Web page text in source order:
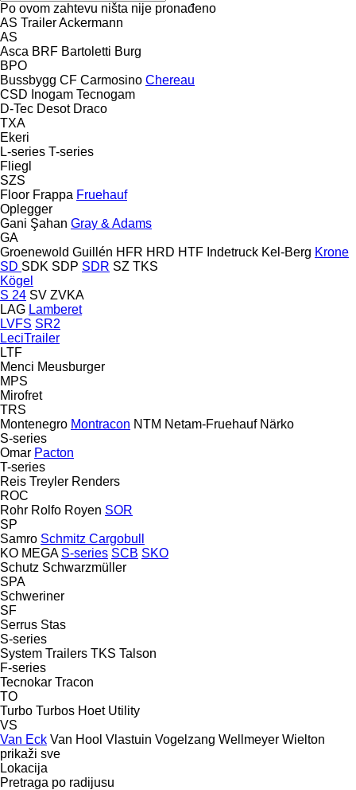
Po ovom zahtevu ništa nije pronađeno
AS TrailerAckermann
AS
Asca BRF Bartoletti Burg
BPO
Bussbygg CF Carmosino Chereau
CSD Inogam Tecnogam
D-Tec Desot Draco
TXA
Ekeri
L-series T-series
Fliegl
SZS
Floor Frappa Fruehauf
Oplegger
Gani Şahan Gray & Adams
GA
Groenewold Guillén HFR HRD HTF Indetruck Kel-Berg Krone
SD SDK SDP SDR SZ TKS
Kögel
S 24 SV ZVKA
LAG Lamberet
LVFS SR2
LeciTrailer
LTF
Menci Meusburger
MPS
Mirofret
TRS
Montenegro Montracon NTM Netam-Fruehauf Närko
S-series
Omar Pacton
T-series
Reis Treyler Renders
ROC
Rohr Rolfo Royen SOR
SP
Samro Schmitz Cargobull
KO MEGA S-series SCB SKO
Schutz Schwarzmüller
SPA
Schweriner
SF
Serrus Stas
S-series
System Trailers TKS Talson
F-series
Tecnokar Tracon
TO
Turbo Turbos Hoet Utility
VS
Van Eck Van Hool Vlastuin Vogelzang Wellmeyer Wielton
prikaži sve
Lokacija
Pretraga po radijusu